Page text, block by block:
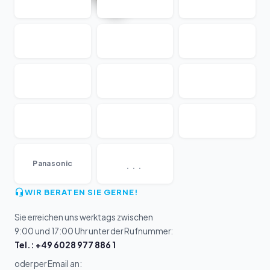
Panasonic ...
WIR BERATEN SIE GERNE!
Sie erreichen uns werktags zwischen
9:00 und 17:00 Uhr unter der Rufnummer:
Tel.: +49 6028 977 886 1
oder per Email an: